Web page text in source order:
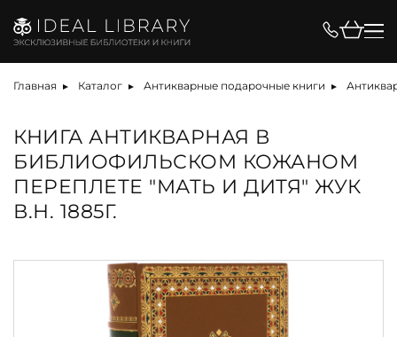
Главная Каталог Антикварные подарочные книги
КНИГА АНТИКВАРНАЯ В
БИБЛИОФИЛЬСКОМ КОЖАНОМ
ПЕРЕПЛЕТЕ "МАТЬ И ДИТЯ" ЖУК
В.Н. 1885Г.